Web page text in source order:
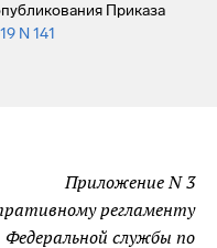
Приказа
N 141
Приложение N 3
регламенту
Федеральной службы по